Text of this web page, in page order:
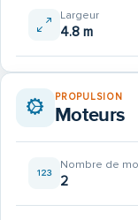
Largeur
4.8 m
PROPULSION
Moteurs
Nombre de
2